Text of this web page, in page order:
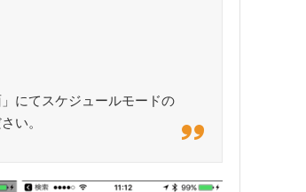
にてスケジュールモードの
い。